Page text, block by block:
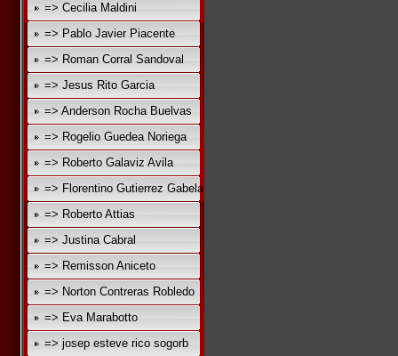
=> Cecilia Maldini
=> Pablo Javier Piacente
=> Roman Corral Sandoval
=> Jesus Rito Garcia
=> Anderson Rocha Buelvas
=> Rogelio Guedea Noriega
=> Roberto Galaviz Avila
=> Florentino Gutierrez Gabela
=> Roberto Attias
=> Justina Cabral
=> Remisson Aniceto
=> Norton Contreras Robledo
=> Eva Marabotto
=> josep esteve rico sogorb